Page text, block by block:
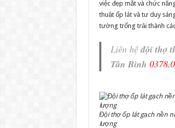
việc đẹp mắt và chức
thuật ốp lát và tư duy
tường trống trải thành
Liên hệđội thợ
Tân Bình
Đội thợ ốp lát gạch nền
lượng